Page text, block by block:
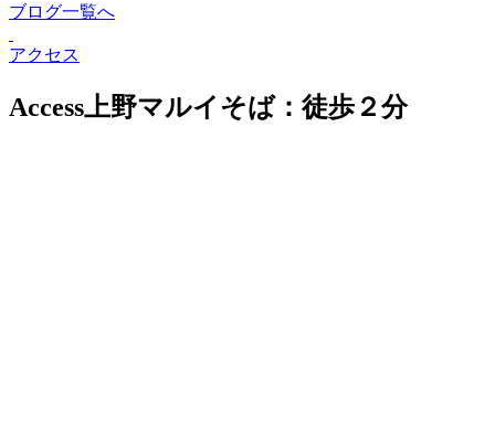
ブログ一覧へ
アクセス
Access上野マルイそば：徒歩２分